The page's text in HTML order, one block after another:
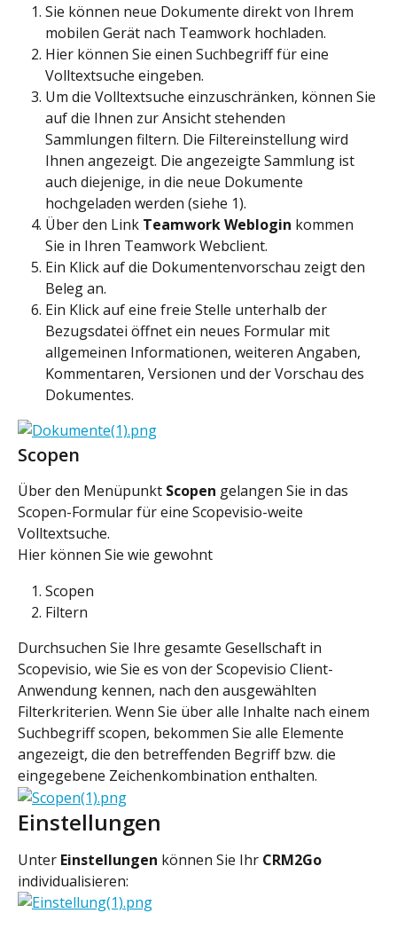
Sie können neue Dokumente direkt von Ihrem
mobilen Gerät nach Teamwork hochladen.
Hier können Sie einen Suchbegriff für eine
Volltextsuche eingeben.
Um die Volltextsuche einzuschränken, können Sie
auf die Ihnen zur Ansicht stehenden
Sammlungen filtern. Die Filtereinstellung wird
Ihnen angezeigt. Die angezeigte Sammlung ist
auch diejenige, in die neue Dokumente
hochgeladen werden (siehe 1).
Über den Link Teamwork Weblogin kommen
Sie in Ihren Teamwork Webclient.
Ein Klick auf die Dokumentenvorschau zeigt den
Beleg an.
Ein Klick auf eine freie Stelle unterhalb der
Bezugsdatei öffnet ein neues Formular mit
allgemeinen Informationen, weiteren Angaben,
Kommentaren, Versionen und der Vorschau des
Dokumentes.
Scopen
Über den Menüpunkt Scopen gelangen Sie in das
Scopen-Formular für eine Scopevisio-weite
Volltextsuche.
Hier können Sie wie gewohnt
Scopen
Filtern
Durchsuchen Sie Ihre gesamte Gesellschaft in
Scopevisio, wie Sie es von der Scopevisio Client-
Anwendung kennen, nach den ausgewählten
Filterkriterien. Wenn Sie über alle Inhalte nach einem
Suchbegriff scopen, bekommen Sie alle Elemente
angezeigt, die den betreffenden Begriff bzw. die
eingegebene Zeichenkombination enthalten.
Einstellungen
Unter Einstellungen können Sie Ihr CRM2Go
individualisieren: